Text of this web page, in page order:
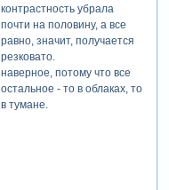
контрастность убрала
почти на половину, а все
равно, значит, получается
резковато.
наверное, потому что все
остальное - то в облаках, то
в тумане.